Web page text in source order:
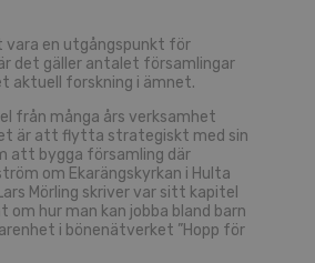
vara en utgångspunkt för
det gäller antalet församlingar
aktuell forskning i ämnet.
från många års verksamhet
är att flytta strategiskt med sin
att bygga församling där
om Ekarängskyrkan i Hulta
Mörling skriver var sitt kapitel
hur man kan jobba bland barn
i bönenätverket ”Hopp för